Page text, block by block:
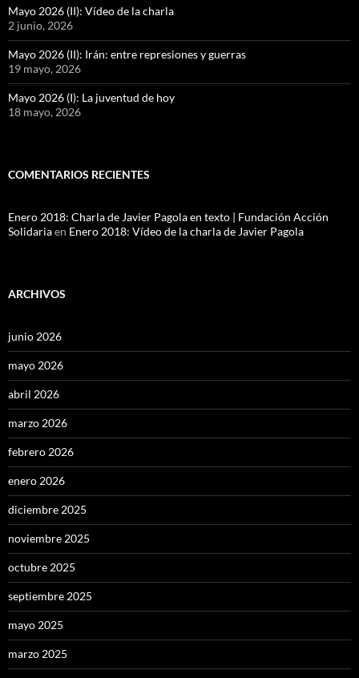
Mayo 2026 (II): Vídeo de la charla
2 junio, 2026
Mayo 2026 (II): Irán: entre represiones y guerras
19 mayo, 2026
Mayo 2026 (I): La juventud de hoy
18 mayo, 2026
COMENTARIOS RECIENTES
Enero 2018: Charla de Javier Pagola en texto | Fundación Acción
Solidariaen Enero 2018: Vídeo de la charla de Javier Pagola
ARCHIVOS
junio 2026
mayo 2026
abril 2026
marzo 2026
febrero 2026
enero 2026
diciembre 2025
noviembre 2025
octubre 2025
septiembre 2025
mayo 2025
marzo 2025